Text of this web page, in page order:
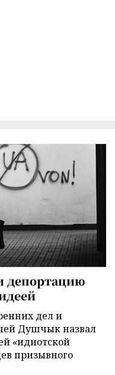
депортацию
дел и
Душчык назвал
«идиотской
призывного